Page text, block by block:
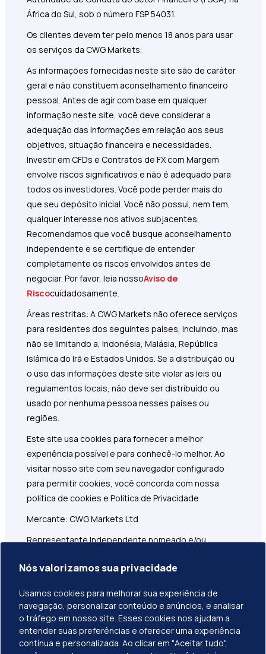
África do Sul, sob o número FSP 54031.
Os clientes devem ter pelo menos 18 anos para usar
os serviços da CWG Markets.
As informações fornecidas neste site são de caráter
geral e não constituem aconselhamento financeiro
pessoal. Antes de agir com base em qualquer
informação neste site, você deve considerar a
adequação das informações em relação aos seus
objetivos, situação financeira e necessidades.
Investir em CFDs e Contratos de FX com Margem
envolve riscos significativos e não é adequado para
todos os investidores. Você pode perder mais do
que seu depósito inicial. Você não possui, nem tem,
qualquer interesse nos ativos subjacentes.
Recomendamos que você busque aconselhamento
independente e se certifique de entender
completamente os riscos envolvidos antes de
negociar. Por favor, leia nossoAviso de
Riscocuidadosamente.
Áreas restritas: A CWG Markets não oferece serviços
para residentes dos seguintes países, incluindo, mas
não se limitando a, Indonésia, Malásia, República
Islâmica do Irã e Estados Unidos. Se a distribuição ou
o uso das informações deste site violar as leis ou
regulamentos locais, não deve ser distribuído ou
usado por nenhuma pessoa nesses países ou
regiões.
Este site usa cookies para fornecer a melhor
experiência possível e para conhecê-lo melhor. Ao
visitar nosso site com seu navegador configurado
para permitir cookies, você concorda com nossa
política de cookies e Política de Privacidade
Mercante: CWG Markets Ltd
Representante Independente nomeado e/ou
Endereço Registrado: 1276 Kumul Highway, Govant
Building, 1º Andar, Port Vila, Vanuatu
CWG Markets Ltd é responsável pelo marketing,
distribuição e serviços de atendimento ao cliente
relacionados a este site.
Nós valorizamos sua privacidade
Usamos cookies para melhorar sua experiência de
navegação, personalizar conteúdo e anúncios, e analisar
o tráfego em nosso site. Esses cookies nos ajudam a
entender suas preferências e oferecer uma experiência
contínua e personalizada. Ao clicar em "Aceitar tudo",